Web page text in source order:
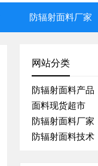
防辐射面料厂家
网站分类
防辐射面料产品
面料现货超市
防辐射面料厂家
防辐射面料技术